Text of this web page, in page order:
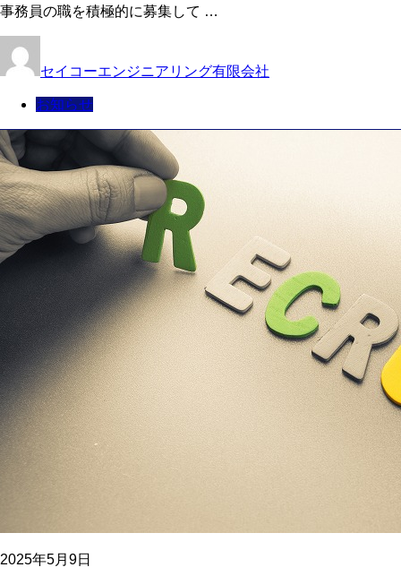
事務員の職を積極的に募集して …
セイコーエンジニアリング有限会社
お知らせ
2025年5月9日